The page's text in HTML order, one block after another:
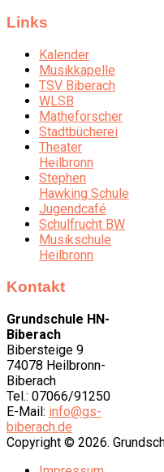
Links
Kalender
Musikkapelle
TSV Biberach
WLSB
Matheforscher
Stadtbücherei
Theater
Heilbronn
Stephen
Hawking Schule
Jugendcafé
Schulfrucht BW
Musikschule
Heilbronn
Kontakt
Grundschule HN-
Biberach
Bibersteige 9
74078 Heilbronn-
Biberach
Tel.: 07066/91250
E-Mail: info@gs-
biberach.de
Copyright © 2026.